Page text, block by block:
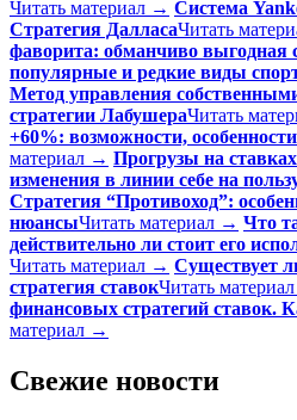
Читать материал → Система
Стратегия ДалласаЧитать
фаворита: обманчиво выгодная
популярные и редкие виды
Метод управления
стратегии ЛабушераЧитать
+60%: возможности,
материал → Прогрузы на
изменения в линии себе на
Стратегия “Противоход”:
нюансыЧитать материал → Что
действительно ли стоит его
Читать материал → Существует
стратегия ставокЧитать
финансовых стратегий ставок.
материал →
Свежие новости